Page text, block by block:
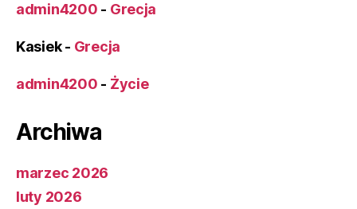
admin4200 - Grecja
Kasiek- Grecja
admin4200 - Życie
Archiwa
marzec 2026
luty 2026